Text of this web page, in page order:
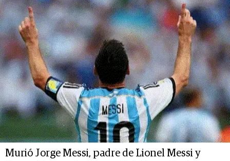
Murió Jorge Messi, padre de Lionel Messi y